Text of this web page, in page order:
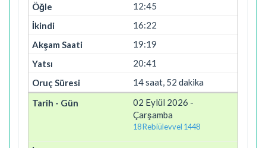
12:45
16:22
19:19
20:41
14 saat, 52 dakika
02 Eylül 2026 -
Çarşamba
18 Rebiülevvel 1448